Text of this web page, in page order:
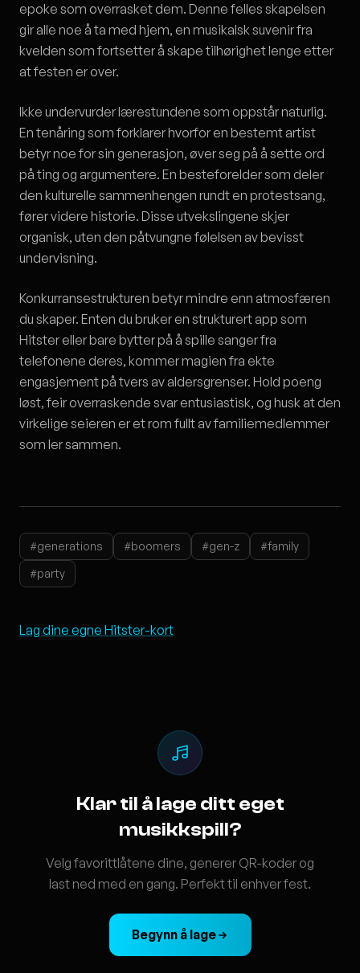
epoke som overrasket dem. Denne felles skapelsen
gir alle noe å ta med hjem, en musikalsk suvenir fra
kvelden som fortsetter å skape tilhørighet lenge etter
at festen er over.
Ikke undervurder lærestundene som oppstår naturlig.
En tenåring som forklarer hvorfor en bestemt artist
betyr noe for sin generasjon, øver seg på å sette ord
på ting og argumentere. En besteforelder som deler
den kulturelle sammenhengen rundt en protestsang,
fører videre historie. Disse utvekslingene skjer
organisk, uten den påtvungne følelsen av bevisst
undervisning.
Konkurransestrukturen betyr mindre enn atmosfæren
du skaper. Enten du bruker en strukturert app som
Hitster eller bare bytter på å spille sanger fra
telefonene deres, kommer magien fra ekte
engasjement på tvers av aldersgrenser. Hold poeng
løst, feir overraskende svar entusiastisk, og husk at den
virkelige seieren er et rom fullt av familiemedlemmer
som ler sammen.
#generations #boomers #gen-z
#family
#party
Lag dine egne Hitster-kort
Klar til å lage ditt eget
musikkspill?
Velg favorittlåtene dine, generer QR-koder og
last ned med en gang. Perfekt til enhver fest.
Begynn å lage